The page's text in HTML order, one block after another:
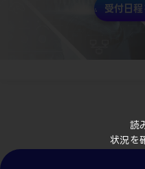
読
状況を
受付日